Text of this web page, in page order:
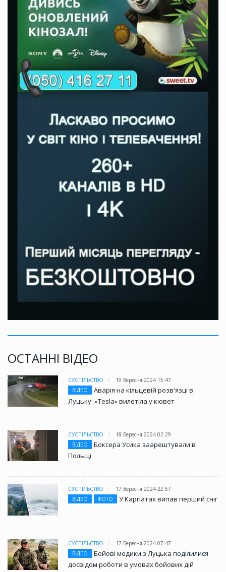
ОСТАННІ ВІДЕО
СУСПІЛЬСТВО
19 Вересня 2024 15:47
ВІДЕО
Аварія на кільцевій розв'язці в
Луцьку: «Tesla» вилетіла у кювет
СУСПІЛЬСТВО
18 Вересня 2024 02:29
ВІДЕО
Боксера Усика заарештували в
Польщі
СУСПІЛЬСТВО
17 Вересня 2024 22:57
ВІДЕО
ФОТО У Карпатах випав перший сніг
СУСПІЛЬСТВО
17 Вересня 2024 07:47
ВІДЕО
Бойові медики з Луцька поділилися
досвідом роботи в умовах бойових дій